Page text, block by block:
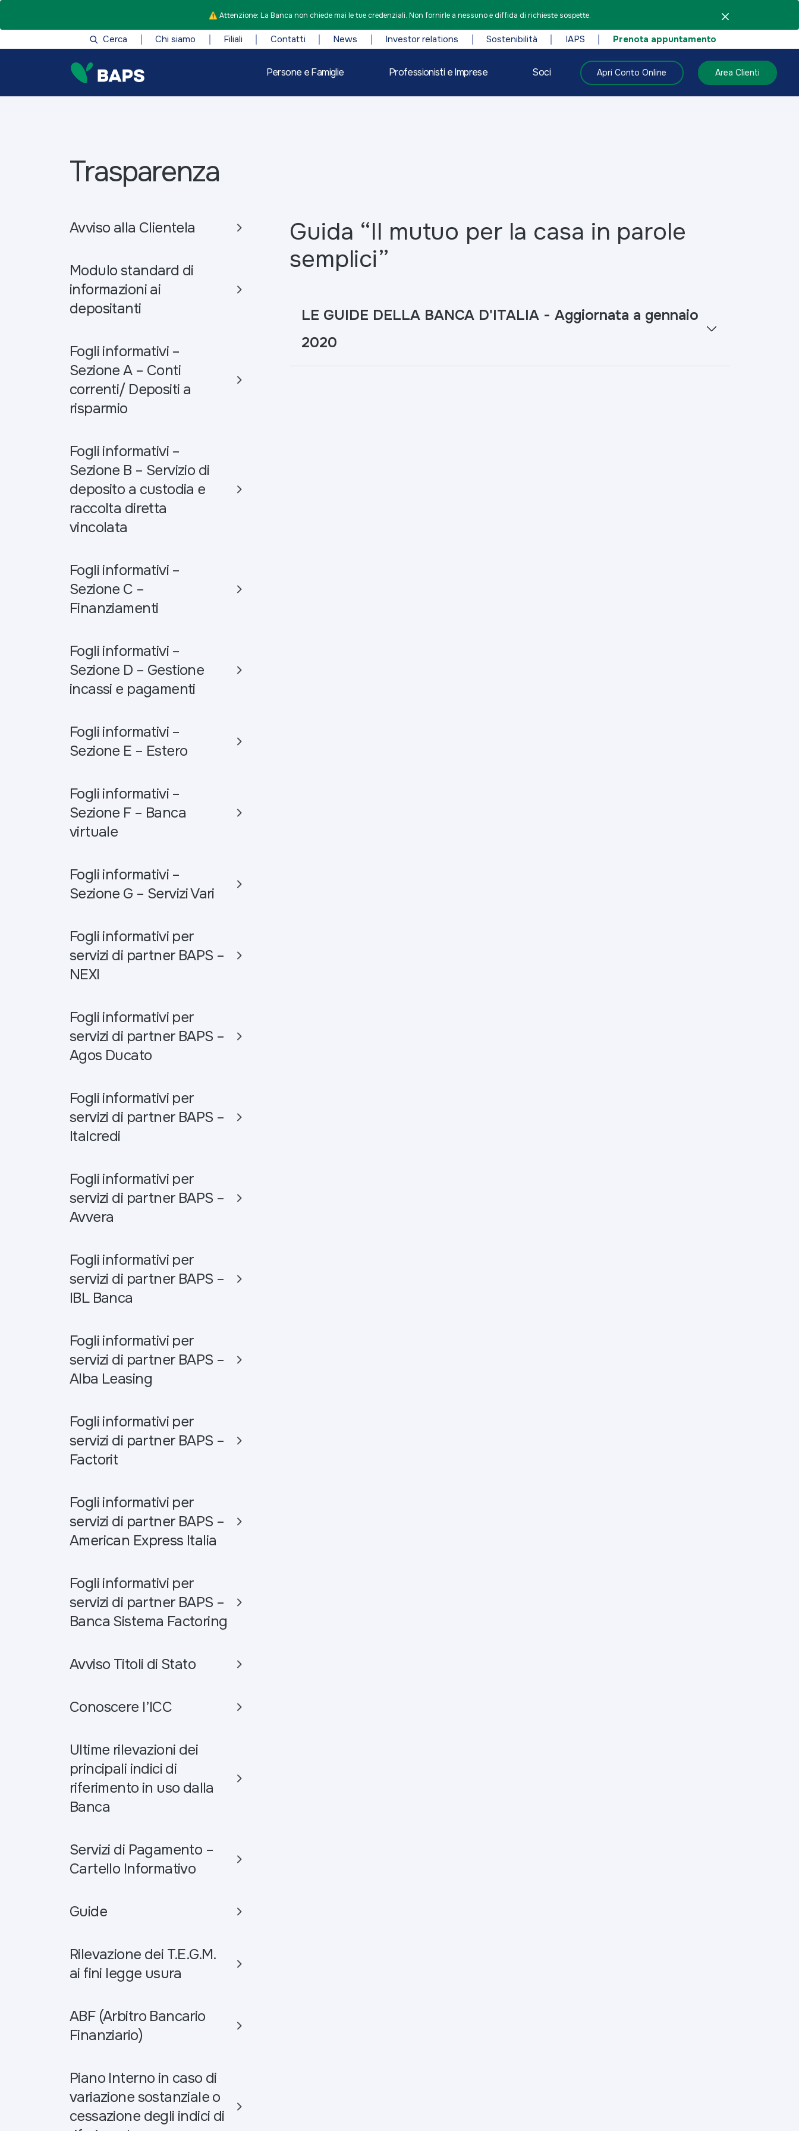
⚠️ Attenzione: La Banca non chiede mai le tue credenziali. Non fornirle a nessuno e diffida di richieste sospette.
Cerca Chi siamo Filiali Contatti News Investor relations Sostenibilità IAPS Prenota appuntamento
Persone e Famiglie Professionisti e Imprese Soci Apri Conto Online Area Clienti
Trasparenza
Avviso alla Clientela
Modulo standard di
informazioni ai
depositanti
Fogli informativi –
Sezione A – Conti
correnti/ Depositi a
risparmio
Fogli informativi –
Sezione B – Servizio di
deposito a custodia e
raccolta diretta
vincolata
Fogli informativi –
Sezione C –
Finanziamenti
Fogli informativi –
Sezione D – Gestione
incassi e pagamenti
Fogli informativi –
Sezione E – Estero
Fogli informativi –
Sezione F – Banca
virtuale
Fogli informativi –
Sezione G – Servizi Vari
Fogli informativi per
servizi di partner BAPS –
NEXI
Fogli informativi per
servizi di partner BAPS –
Agos Ducato
Fogli informativi per
servizi di partner BAPS –
Italcredi
Fogli informativi per
servizi di partner BAPS –
Avvera
Fogli informativi per
servizi di partner BAPS –
IBL Banca
Fogli informativi per
servizi di partner BAPS –
Alba Leasing
Fogli informativi per
servizi di partner BAPS –
Factorit
Fogli informativi per
servizi di partner BAPS –
American Express Italia
Fogli informativi per
servizi di partner BAPS –
Banca Sistema Factoring
Avviso Titoli di Stato
Conoscere l’ICC
Ultime rilevazioni dei
principali indici di
riferimento in uso dalla
Banca
Servizi di Pagamento –
Cartello Informativo
Guide
Rilevazione dei T.E.G.M.
ai fini legge usura
ABF (Arbitro Bancario
Finanziario)
Piano Interno in caso di
variazione sostanziale o
cessazione degli indici di
Guida “Il mutuo per la casa in parole
semplici”
LE GUIDE DELLA BANCA D'ITALIA - Aggiornata a gennaio
2020